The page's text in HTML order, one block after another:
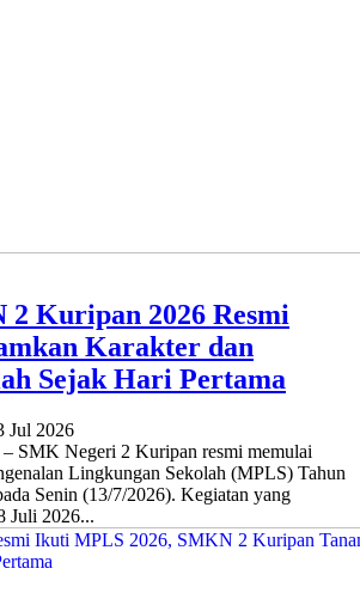
Kuripan 2026 Resmi
Karakter dan
Sejak Hari Pertama
Jul 2026
SMK Negeri 2 Kuripan resmi memulai
Lingkungan Sekolah (MPLS) Tahun
Senin (13/7/2026). Kegiatan yang
Juli 2026...